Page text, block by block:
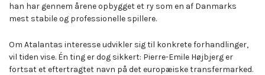
han har gennem årene opbygget et ry som en af Danmarks
mest stabile og professionelle spillere.
Om Atalantas interesse udvikler sig til konkrete forhandlinger,
vil tiden vise. Én ting er dog sikkert: Pierre-Emile Højbjerg er
fortsat et eftertragtet navn på det europæiske transfermarked.